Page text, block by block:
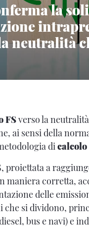
la
neutralità
FSverso la
ai sensidella
di
proiettata a
maniera corretta,
delle
che si dividono,
bus e navi) e